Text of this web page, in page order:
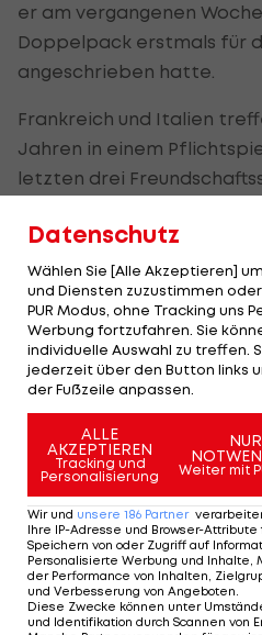
er am vergangenen
Doppelpack erstmals für
angeschrieben hatte.
Frankreich und Italien
Jahren in einem
letzten drei
Portugal mit
Umbruch
Bei Portugal bestimmte
gegen Kroatien
umCristiano Ronaldodie
erklärte, keinesfalls an
"Selecao" zu denken. "Es
motiviert,
Teamtorschütze (212
mauen EM-Auftritte ( mehr
winkt weiter die
Datenschutz
Wählen Sie [Alle Akzeptieren]
und Diensten zuzustimmen oder
PUR Modus, ohne Tracking uns
Werbung fortzufahren. Sie
individuelle Auswahl zu treffen.
jederzeit über den Button links
der Fußzeile anpassen.
ALLE
AKZEPTIEREN
Tracking und
Personalisierung
NUR
Weiter mit
Wir und unsere 186 Partner
Ihre IP-Adresse und Browser-
Speichern von oder Zugriff auf
Personalisierte Werbung und Inhalte,
der Performance von Inhalten,
und Verbesserung von Angeboten
Diese Zwecke können unter
und Identifikation durch Scannen von